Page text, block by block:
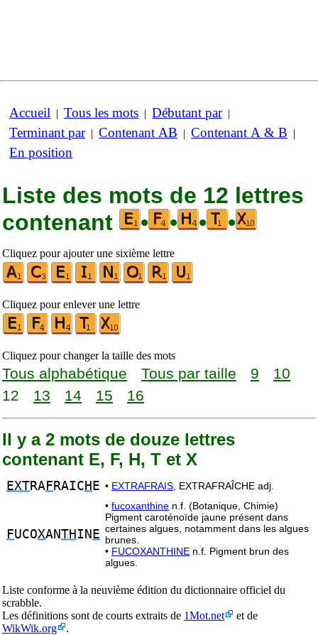
Accueil | Tous les mots | Débutant par|
Terminant par| Contenant AB | Contenant A & B |
En position
Liste des mots de 12 lettres
contenant
• • • •
Cliquez pour ajouter une sixième lettre
Cliquez pour enlever une lettre
Cliquez pour changer la taille des mots
Tous alphabétique Tous par taille 9
10
12
13 14 15 16
Il y a 2 mots de douze lettres
contenant E, F, H, T et X
EXTRAF RAIC H E • EXTRAFRAIS, EXTRAFRAÎCHE adj.
FUCOXANTH IN E
• fucoxanthine n.f. (Botanique, Chimie)
Pigment caroténoïde jaune présent dans
certaines algues, notamment dans les algues
brunes.
• FUCOXANTHINE n.f. Pigment brun des
algues.
Liste conforme à la neuvième édition du dictionnaire officiel du
scrabble.
Les définitions sont de courts extraits de 1Mot.net
et de
WikWik.org
.